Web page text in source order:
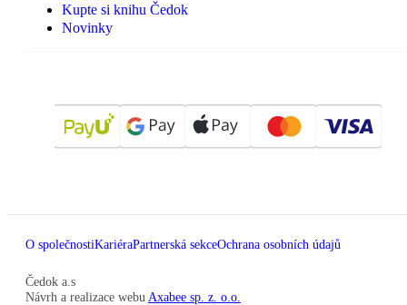
Kupte si knihu Čedok
Novinky
O společnostiKariéraPartnerská sekceOchrana osobních údajů
Čedok a.s
Návrh a realizace webu Axabee sp. z. o.o.